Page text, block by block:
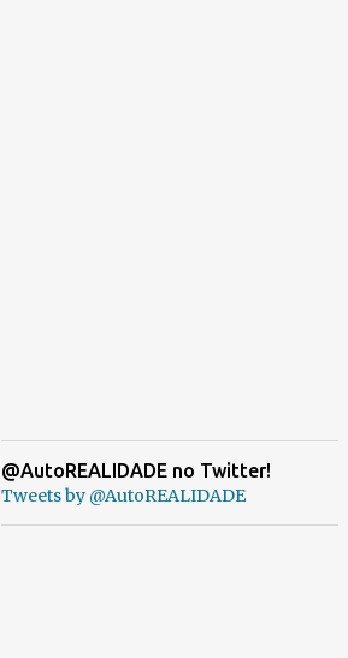
@AutoREALIDADE no Twitter!
Tweets by @AutoREALIDADE